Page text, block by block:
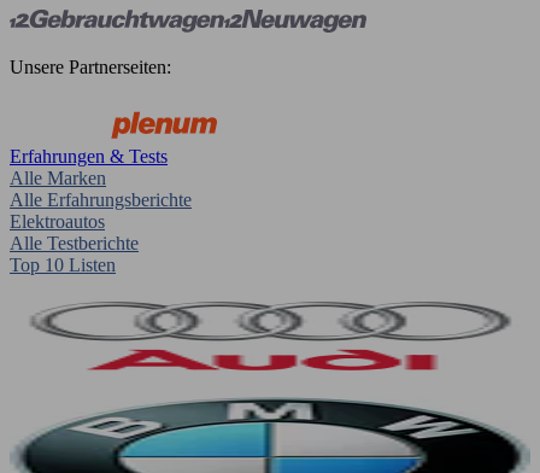
Unsere Partnerseiten:
Erfahrungen & Tests
Alle Marken
Alle Erfahrungsberichte
Elektroautos
Alle Testberichte
Top 10 Listen